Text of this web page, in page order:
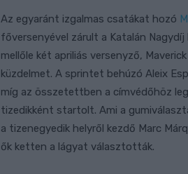
Az egyaránt izgalmas csatákat hozó
főversenyével zárult a Katalán
mellőle két apriliás versenyző,
küzdelmet. A sprintet behúzó Aleix
míg az összetettben a címvédőhöz
tizedikként startolt. Ami a
a tizenegyedik helyről kezdő Marc
ők ketten a lágyat választották.